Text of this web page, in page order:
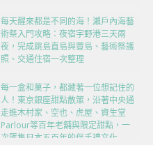
每天醒來都是不同的海！瀨戶內海藝
術祭入門攻略：夜宿宇野港三天兩
夜，完成跳島直島與豐島、藝術祭護
照、交通住宿一次整理
每一盒和菓子，都藏著一位想記住的
人！東京銀座甜點散策，沿著中央通
走進木村家、空也、虎屋、資生堂
Parlour等百年老舖與限定甜點，一
次匯集日本五百年的伴手禮文化